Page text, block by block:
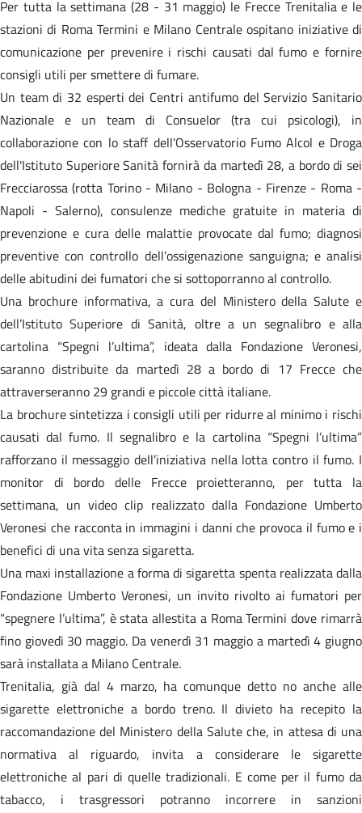
Per tutta la settimana (28 - 31 maggio) le Frecce Trenitalia e le
stazioni di Roma Termini e Milano Centrale ospitano iniziative di
comunicazione per prevenire i rischi causati dal fumo e fornire
consigli utili per smettere di fumare.
Un team di 32 esperti dei Centri antifumo del Servizio Sanitario
Nazionale e un team di Consuelor (tra cui psicologi), in
collaborazione con lo staff dell'Osservatorio Fumo Alcol e Droga
dell'Istituto Superiore Sanità fornirà da martedì 28, a bordo di sei
Frecciarossa (rotta Torino - Milano - Bologna - Firenze - Roma -
Napoli - Salerno), consulenze mediche gratuite in materia di
prevenzione e cura delle malattie provocate dal fumo; diagnosi
preventive con controllo dell’ossigenazione sanguigna; e analisi
delle abitudini dei fumatori che si sottoporranno al controllo.
Una brochure informativa, a cura del Ministero della Salute e
dell’Istituto Superiore di Sanità, oltre a un segnalibro e alla
cartolina “Spegni l’ultima”, ideata dalla Fondazione Veronesi,
saranno distribuite da martedì 28 a bordo di 17 Frecce che
attraverseranno 29 grandi e piccole città italiane.
La brochure sintetizza i consigli utili per ridurre al minimo i rischi
causati dal fumo. Il segnalibro e la cartolina “Spegni l’ultima”
rafforzano il messaggio dell’iniziativa nella lotta contro il fumo. I
monitor di bordo delle Frecce proietteranno, per tutta la
settimana, un video clip realizzato dalla Fondazione Umberto
Veronesi che racconta in immagini i danni che provoca il fumo e i
benefici di una vita senza sigaretta.
Una maxi installazione a forma di sigaretta spenta realizzata dalla
Fondazione Umberto Veronesi, un invito rivolto ai fumatori per
“spegnere l’ultima”, è stata allestita a Roma Termini dove rimarrà
fino giovedì 30 maggio. Da venerdì 31 maggio a martedì 4 giugno
sarà installata a Milano Centrale.
Trenitalia, già dal 4 marzo, ha comunque detto no anche alle
sigarette elettroniche a bordo treno. Il divieto ha recepito la
raccomandazione del Ministero della Salute che, in attesa di una
normativa al riguardo, invita a considerare le sigarette
elettroniche al pari di quelle tradizionali. E come per il fumo da
tabacco, i trasgressori potranno incorrere in sanzioni